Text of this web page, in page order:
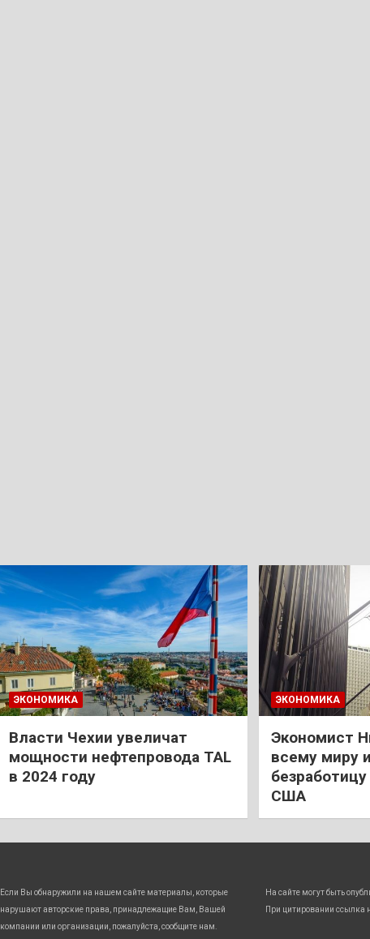
ЭКОНОМИКА
Власти Чехии увеличат
мощности нефтепровода TAL
в 2024 году
ЭКОНОМИКА
Экономист
всему миру
США
Если Вы обнаружили на нашем сайте материалы, которые
нарушают авторские права, принадлежащие Вам, Вашей
компании или организации, пожалуйста, сообщите нам.
На сайте могут быть
При цитировании ссылка